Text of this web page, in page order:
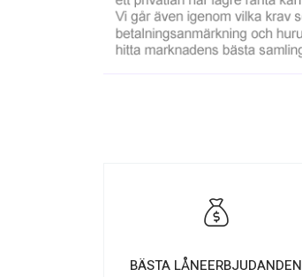
BÄSTA LÅNEERBJUDANDEN